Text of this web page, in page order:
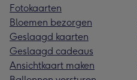
Fotokaarten
Bloemen bezorgen
Geslaagd kaarten
Geslaagd cadeaus
Ansichtkaart maken